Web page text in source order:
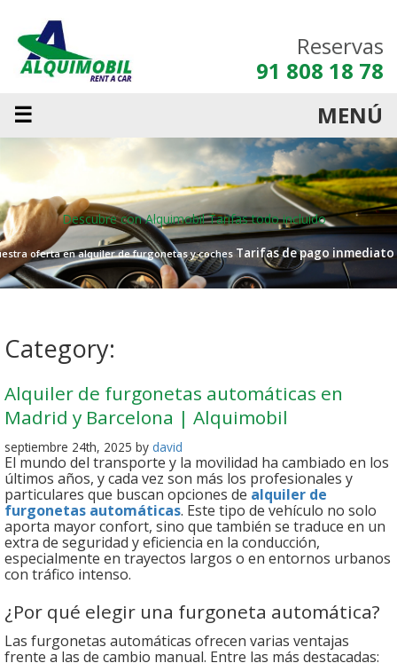
Reservas
91 808 18 78
☰
MENÚ
Descubre con AlquimobilTarifas todo incluido
oferta en alquiler de furgonetas y coches Tarifas de pago inmediato
Category:
Alquiler de furgonetas automáticas en
Madrid y Barcelona | Alquimobil
septiembre 24th, 2025 by david
El mundo del transporte y la movilidad ha cambiado en los
últimos años, y cada vez son más los profesionales y
particulares que buscan opciones de alquiler de
furgonetas automáticas. Este tipo de vehículo no solo
aporta mayor confort, sino que también se traduce en un
extra de seguridad y eficiencia en la conducción,
especialmente en trayectos largos o en entornos urbanos
con tráfico intenso.
¿Por qué elegir una furgoneta automática?
Las furgonetas automáticas ofrecen varias ventajas
frente a las de cambio manual. Entre las más destacadas: